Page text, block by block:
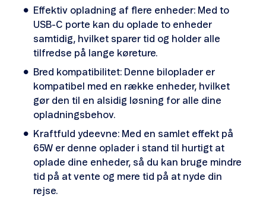
Effektiv opladning af flere enheder: Med to
USB-C porte kan du oplade to enheder
samtidig, hvilket sparer tid og holder alle
tilfredse på lange køreture.
Bred kompatibilitet: Denne biloplader er
kompatibel med en række enheder, hvilket
gør den til en alsidig løsning for alle dine
opladningsbehov.
Kraftfuld ydeevne: Med en samlet effekt på
65W er denne oplader i stand til hurtigt at
oplade dine enheder, så du kan bruge mindre
tid på at vente og mere tid på at nyde din
rejse.